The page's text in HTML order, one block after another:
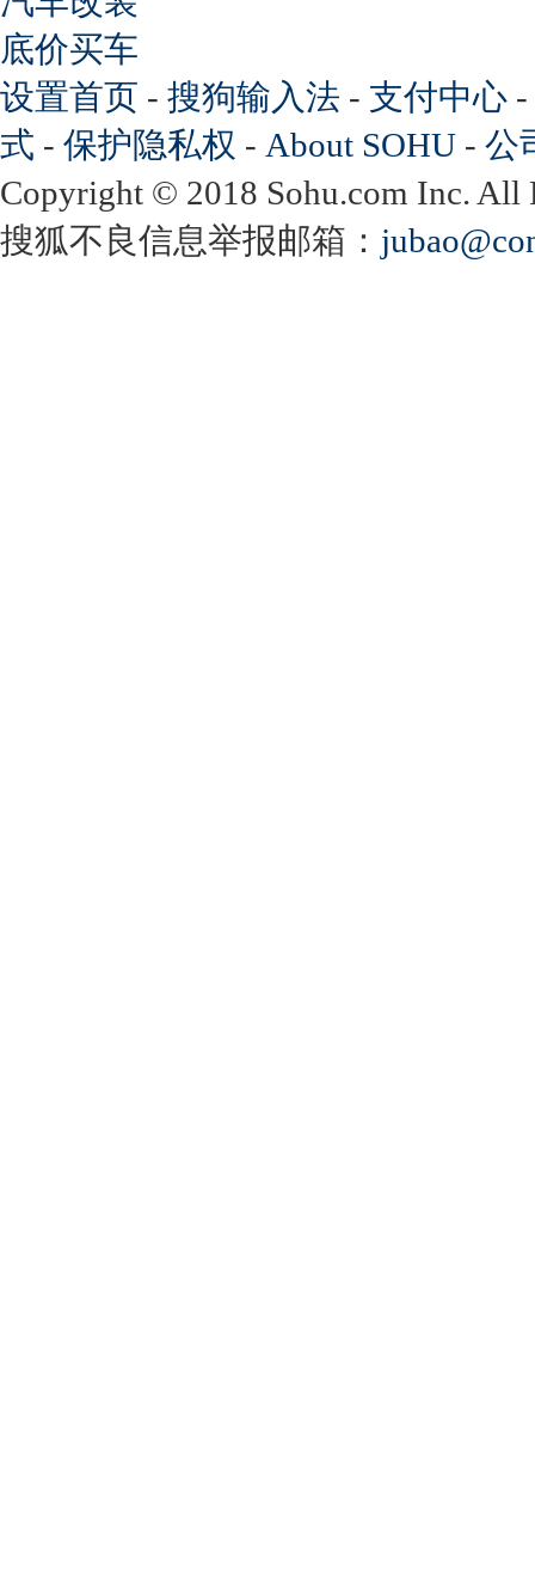
底价买车
设置首页 - 搜狗输入法 - 支付中心 -
式 - 保护隐私权 - About SOHU - 公
Copyright © 2018 Sohu.com Inc.
搜狐不良信息举报邮箱：